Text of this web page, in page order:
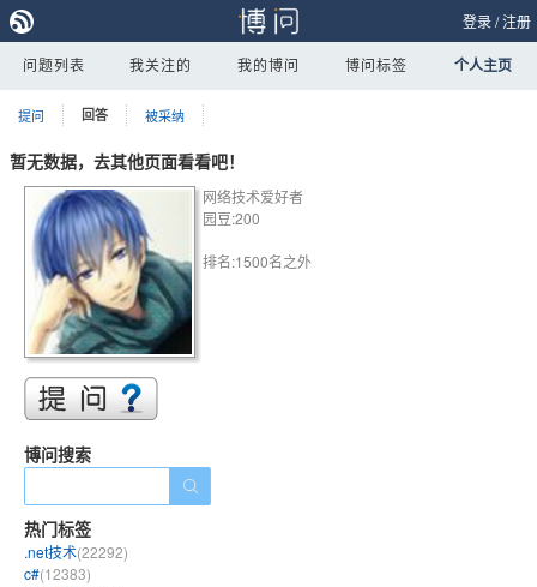
登录/注册
问题列表 我关注的 我的博问 博问标签 个人主页
提问 回答 被采纳
暂无数据，去其他页面看看吧！
网络技术爱好者
园豆:200
排名:1500名之外
博问搜索
热门标签
.net技术(22292)
c#(12383)